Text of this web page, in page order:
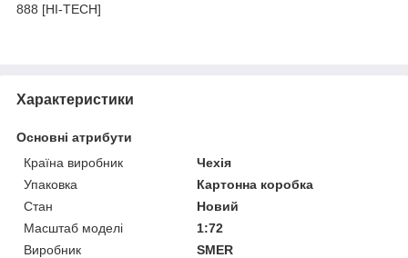
888 [HI-TECH]
Характеристики
Основні атрибути
Країна виробник
Чехія
Упаковка
Картонна коробка
Стан
Новий
Масштаб моделі
1:72
Виробник
SMER